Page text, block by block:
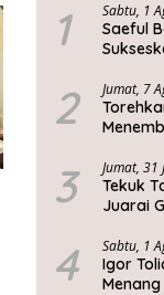
1 Sabtu, 1
Saeful
2 Jumat, 7
3 Jumat,
Tekuk
Juarai
4 Sabtu, 1
Igor